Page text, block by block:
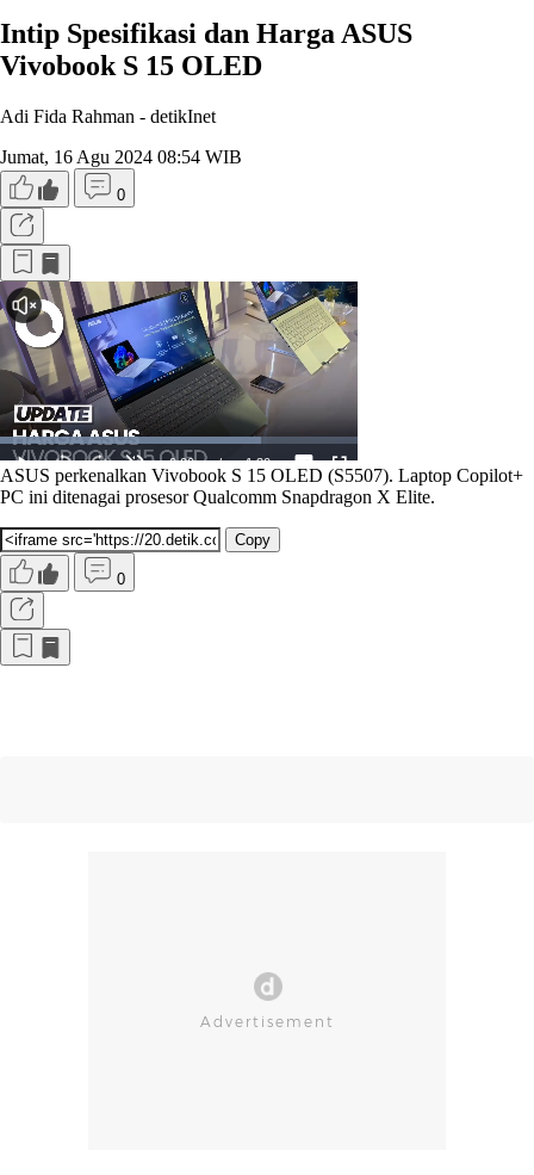
Intip Spesifikasi dan Harga ASUS
Vivobook S 15 OLED
Adi Fida Rahman - detikInet
Jumat, 16 Agu 2024 08:54 WIB
0
ASUS perkenalkan Vivobook S 15 OLED (S5507). Laptop Copilot+
PC ini ditenagai prosesor Qualcomm Snapdragon X Elite.
Copy
0